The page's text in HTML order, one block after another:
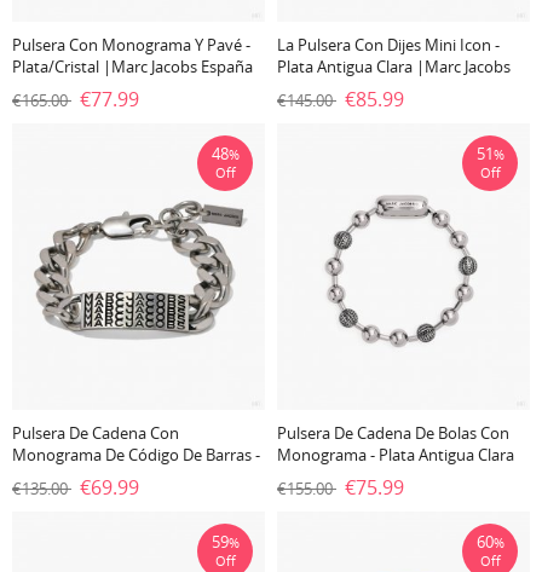
Pulsera Con Monograma Y Pavé -
Plata/cristal |Marc Jacobs España
€165.00 €77.99
La Pulsera Con Dijes Mini Icon -
Plata Antigua Clara |Marc Jacobs
€145.00 €85.99
Pulsera De Cadena Con
Monograma De Código De Barras -
Plata Envejecida |Marc Jacobs
España
€135.00 €69.99
48%
Off
Pulsera De Cadena De Bolas Con
Monograma - Plata Antigua Clara
|Marc Jacobs España
€155.00 €75.99
51%
Off
59%
Off
60%
Off